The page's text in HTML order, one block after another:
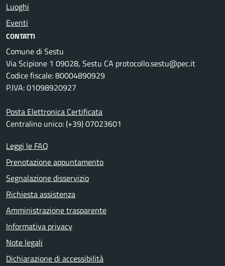
Luoghi
Eventi
CONTATTI
Comune di Sestu
Via Scipione 1 09028, Sestu CA protocollo.sestu@pec.it
Codice fiscale: 80004890929
P.IVA: 01098920927
Posta Elettronica Certificata
Centralino unico: (+39) 07023601
Leggi le FAQ
Prenotazione appuntamento
Segnalazione disservizio
Richiesta assistenza
Amministrazione trasparente
Informativa privacy
Note legali
Dichiarazione di accessibilità